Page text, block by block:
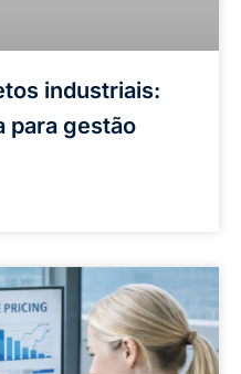
industriais:
para gestão